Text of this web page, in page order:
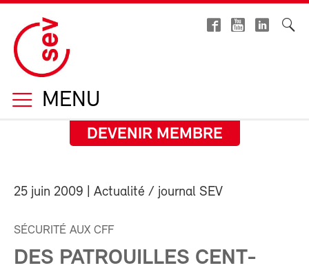
MENU
DEVENIR MEMBRE
25 juin 2009 | Actualité / journal SEV
SÉCURITÉ AUX CFF
DES PATROUILLES CENT-